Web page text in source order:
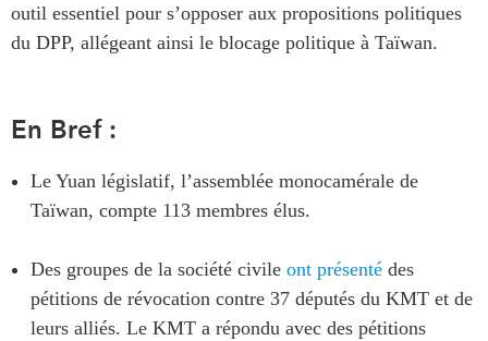
outil essentiel pour s’opposer aux propositions politiques
du DPP, allégeant ainsi le blocage politique à Taïwan.
En Bref :
Le Yuan législatif, l’assemblée monocamérale de
Taïwan, compte 113 membres élus.
Des groupes de la société civile ont présenté des
pétitions de révocation contre 37 députés du KMT et de
leurs alliés. Le KMT a répondu avec des pétitions